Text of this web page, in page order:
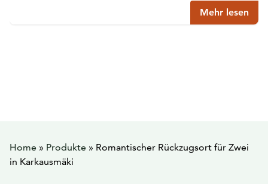
Mehr lesen
Home » Produkte » Romantischer Rückzugsort für Zwei
in Karkausmäki